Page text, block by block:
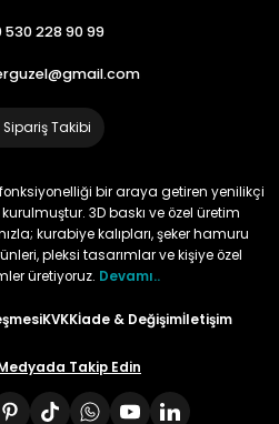
530 228 90 99
Sipariş Takibi
fonksiyonelliği bir araya getiren yenilikçi
3D baskı ve özel üretim
kurabiye kalıpları, şeker hamuru
pleksi tasarımlar ve kişiye özel
üretiyoruz. Devamı..
KVKKİade & Değişimİletişim
Takip Edin